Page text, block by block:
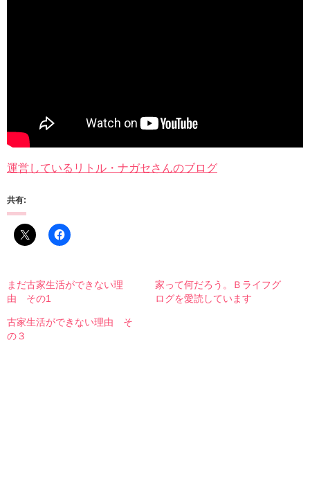
運営しているリトル・ナガセさんのブログ
共有:
まだ古家生活ができない理
由 その1
家って何だろう。Ｂライフグ
ログを愛読しています
古家生活ができない理由 そ
の３